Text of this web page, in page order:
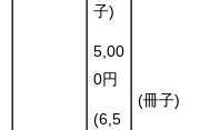
子)
5,00
0円
(6,5
(冊子)